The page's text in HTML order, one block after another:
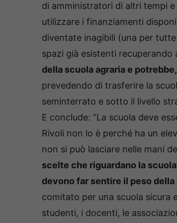
di amministratori di altri tempi
utilizzare i finanziamenti
diventate inagibili (una per
spazi già esistenti recuperando
della scuola agraria e
prevedendo di trasferire la
seminterrato e sotto il livello
E conclude: “La scuola deve
Rivoli non lo è perché ha un
non si può lasciare nelle mani
scelte che riguardano la
devono far sentire il peso
comitato per una scuola sicura
studenti, i docenti, le